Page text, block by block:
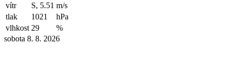
vítr
S, 5.51 m/s
tlak
1021
hPa
vlhkost 29
%
sobota 8. 8. 2026